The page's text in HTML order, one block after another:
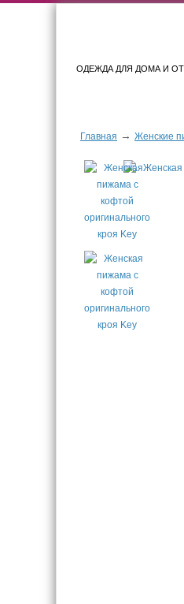
ОДЕЖДА ДЛЯ ДОМА И
Главная → Женские